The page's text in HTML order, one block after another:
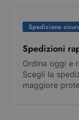
Spedizione
Spedizioni
Ordina oggi e
Scegli la
maggiore